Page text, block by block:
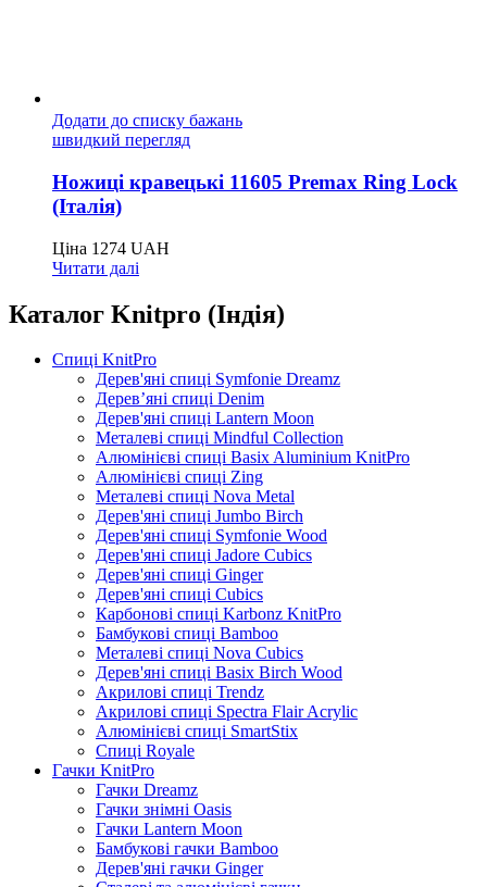
Додати до списку бажань
швидкий перегляд
Ножиці кравецькі 11605 Premax Ring Lock
(Італія)
Ціна 1274 UAH
Читати далі
Каталог Knitpro (Індія)
Спиці KnitPro
Дерев'яні спиці Symfonie Dreamz
Дерев’яні спиці Denim
Дерев'яні спиці Lantern Moon
Металеві спиці Mindful Collection
Алюмінієві спиці Basix Aluminium KnitPro
Алюмінієві спиці Zing
Металеві спиці Nova Metal
Дерев'яні спиці Jumbo Birch
Дерев'яні спиці Symfonie Wood
Дерев'яні спиці Jadore Cubics
Дерев'яні спиці Ginger
Дерев'яні спиці Cubics
Карбонові спиці Karbonz KnitPro
Бамбукові спиці Bamboo
Металеві спиці Nova Cubics
Дерев'яні спиці Basix Birch Wood
Акрилові спиці Trendz
Акрилові спиці Spectra Flair Acrylic
Алюмінієві спиці SmartStix
Спиці Royale
Гачки KnitPro
Гачки Dreamz
Гачки знімні Oasis
Гачки Lantern Moon
Бамбукові гачки Bamboo
Дерев'яні гачки Ginger